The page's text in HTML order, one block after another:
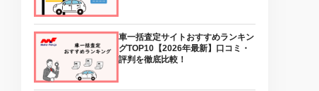
車一括査定サイトおすすめランキン
グTOP10【2026年最新】口コミ・
評判を徹底比較！